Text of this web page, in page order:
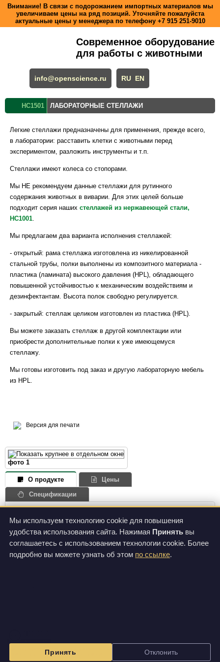
Мы используем технологию cookie для повышения
удобства использования сайта. Нажимая Принять вы
соглашаетесь с использованием технологии cookie. Более
подробно вы можете узнать об этом по ссылке.
Принять Отклонить
Внимание! В связи с подорожанием импортных материалов мы
увеличиваем цены на ряд позиций. Уточняйте пожалуйста
актуальные цены у менеджера по телефону +7 915 251-9010
Современное оборудование
для работы с животными
info@openscience.ru RU EN
HC1501 ЛАБОРАТОРНЫЕ СТЕЛЛАЖИ
Легкие стеллажи предназначены для применения, прежде всего,
в лаборатории: расставить клетки с животными перед
экспериментом, разложить инструменты и т.п.
Стеллажи имеют колеса со стопорами.
Мы НЕ рекомендуем данные стеллажи для рутинного
содержания животных в виварии. Для этих целей больше
подходит серия наших стеллажей из нержавеющей стали,
HC1001.
Мы предлагаем два варианта исполнения стеллажей:
- открытый: рама стеллажа изготовлена из никелированной
стальной трубы, полки выполнены из композитного материала -
пластика (ламината) высокого давления (HPL), обладающего
повышенной устойчивостью к механическим воздействиям и
дезинфектантам. Высота полок свободно регулируется.
- закрытый: стеллаж целиком изготовлен из пластика (HPL).
Вы можете заказать стеллаж в другой комплектации или
приобрести дополнительные полки к уже имеющемуся
стеллажу.
Мы готовы изготовить под заказ и другую лабораторную мебель
из HPL.
Версия для печати
фото 1
О продукте
Цены
Спецификации
фото 2
Creative Commons Attribution-NonCommercial-ShareAlike 3.0 Unported License
Изображения на данном сайте могут отличаться от вида фактически поставляемой